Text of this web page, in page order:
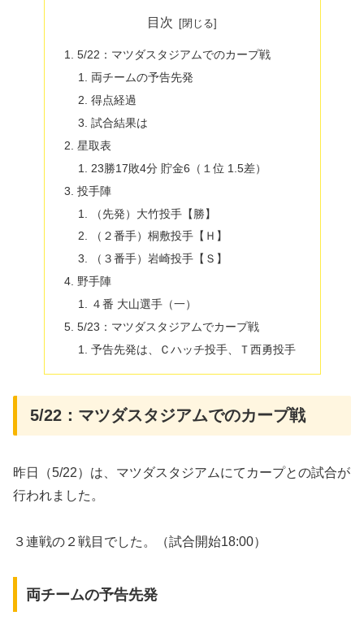
目次
5/22：マツダスタジアムでのカープ戦
両チームの予告先発
得点経過
試合結果は
星取表
23勝17敗4分 貯金6（１位 1.5差）
投手陣
（先発）大竹投手【勝】
（２番手）桐敷投手【Ｈ】
（３番手）岩崎投手【Ｓ】
野手陣
４番 大山選手（一）
5/23：マツダスタジアムでカープ戦
予告先発は、Ｃハッチ投手、Ｔ西勇投手
5/22：マツダスタジアムでのカープ戦
昨日（5/22）は、マツダスタジアムにてカープとの試合が
行われました。
３連戦の２戦目でした。（試合開始18:00）
両チームの予告先発